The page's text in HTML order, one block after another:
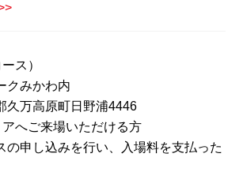
ス）
クみかわ内
久万高原町日野浦4446
へご来場いただける方
の申し込みを行い、入場料を支払った